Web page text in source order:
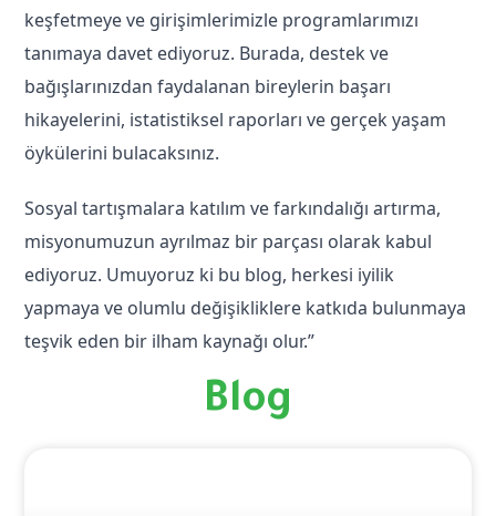
keşfetmeye ve girişimlerimizle programlarımızı
tanımaya davet ediyoruz. Burada, destek ve
bağışlarınızdan faydalanan bireylerin başarı
hikayelerini, istatistiksel raporları ve gerçek yaşam
öykülerini bulacaksınız.
Sosyal tartışmalara katılım ve farkındalığı artırma,
misyonumuzun ayrılmaz bir parçası olarak kabul
ediyoruz. Umuyoruz ki bu blog, herkesi iyilik
yapmaya ve olumlu değişikliklere katkıda bulunmaya
teşvik eden bir ilham kaynağı olur.”
Blog